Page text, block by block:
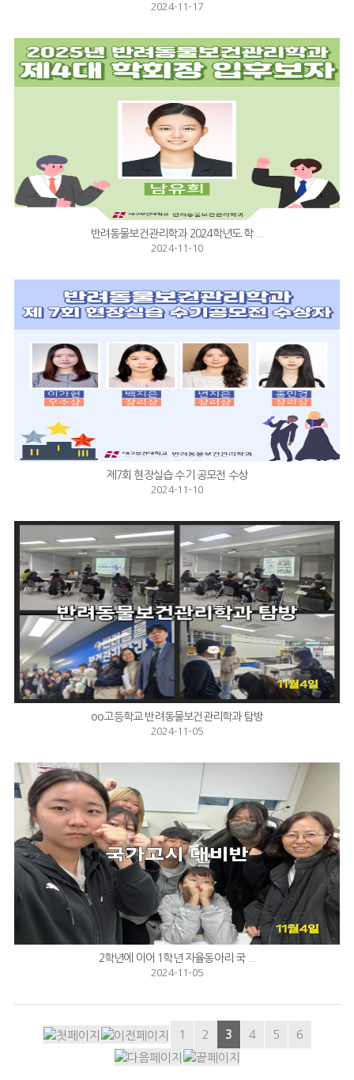
2024-11-17
반려동물보건관리학과 2024학년도 학 ...
2024-11-10
제7회 현장실습 수기 공모전 수상
2024-11-10
oo고등학교 반려동물보건관리학과 탐방
2024-11-05
2학년에 이어 1학년 자율동아리 국 ...
2024-11-05
1 2 3 4 5 6